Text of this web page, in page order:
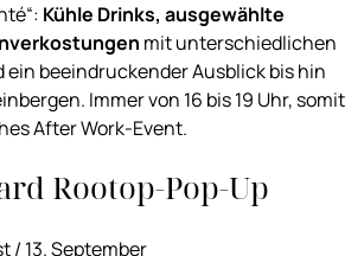
Kühle Drinks, ausgewählte
mit unterschiedlichen
beeindruckender Ausblick bis hin
Immer von 16 bis 19 Uhr, somit
After Work-Event.
Rootop-Pop-Up
/ 13. September